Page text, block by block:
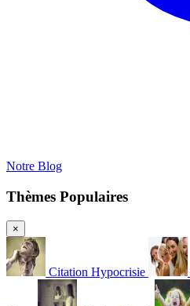
Notre Blog
Thèmes Populaires
×
Citation Hypocrisie